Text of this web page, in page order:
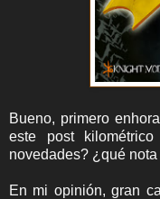
Bueno, primero
este post
novedades? ¿qué
En mi opinión, gran